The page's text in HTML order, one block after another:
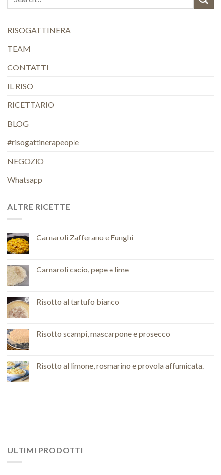
RISOGATTINERA
TEAM
CONTATTI
IL RISO
RICETTARIO
BLOG
#risogattinerapeople
NEGOZIO
Whatsapp
ALTRE RICETTE
Carnaroli Zafferano e Funghi
Carnaroli cacio, pepe e lime
Risotto al tartufo bianco
Risotto scampi, mascarpone e prosecco
Risotto al limone, rosmarino e provola affumicata.
ULTIMI PRODOTTI